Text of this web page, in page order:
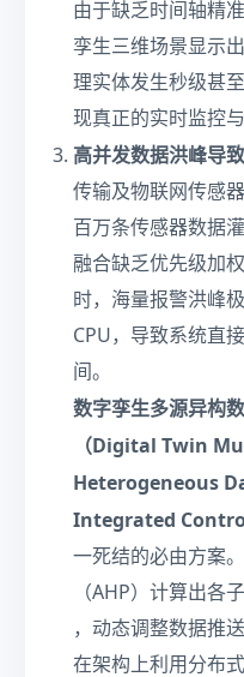
由于缺乏时间轴精
孪生三维场景显示
理实体发生秒级甚
现真正的实时监控与
高并发数据洪峰导
传输及物联网传感
百万条传感器数据
融合缺乏优先级加
时，海量报警洪峰
CPU，导致系统直
间。
数字孪生多源异构
（Digital Twin
Heterogeneous
Integrated
一死结的必由方案
（AHP）计算出各
，动态调整数据推
在架构上利用分布